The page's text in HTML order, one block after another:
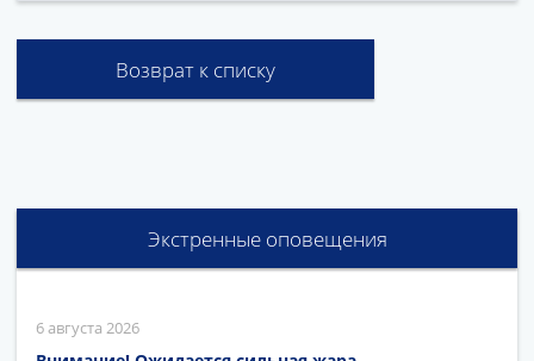
Возврат к списку
Экстренные оповещения
6 августа 2026